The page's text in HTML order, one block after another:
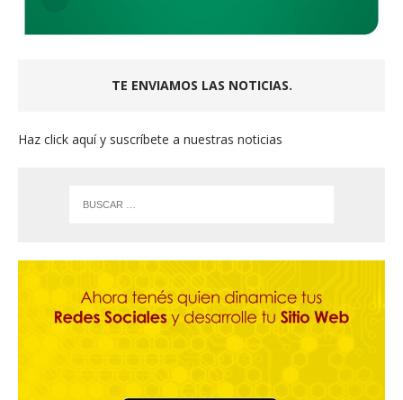
TE ENVIAMOS LAS NOTICIAS.
Haz click aquí y suscríbete a nuestras noticias